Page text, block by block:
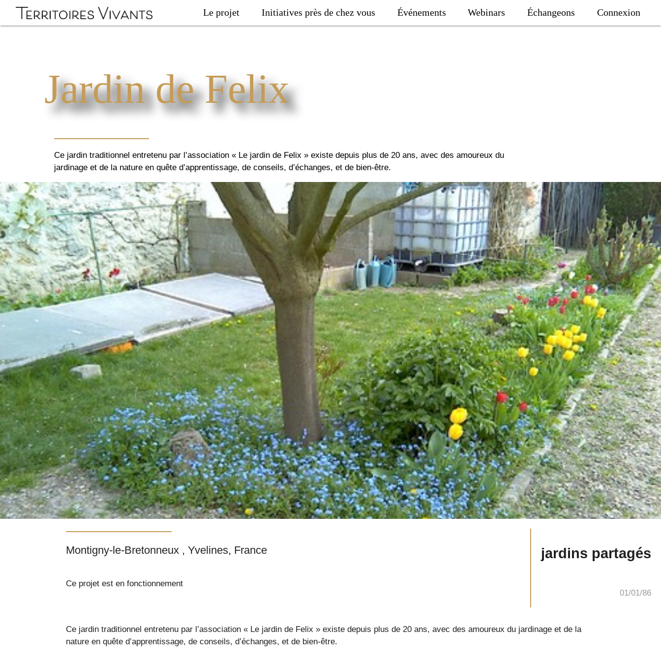
Le projet Initiatives près de chez vous Événements Webinars Échangeons Connexion
Jardin de Felix
Ce jardin traditionnel entretenu par l’association « Le jardin de Felix » existe depuis plus de 20 ans, avec des amoureux du
jardinage et de la nature en quête d’apprentissage, de conseils, d’échanges, et de bien-être.
01/01/86
jardins partagés
Montigny-le-Bretonneux , Yvelines, France
Ce projet est en fonctionnement
Ce jardin traditionnel entretenu par l’association « Le jardin de Felix » existe depuis plus de 20 ans, avec des amoureux du jardinage et de la
nature en quête d’apprentissage, de conseils, d’échanges, et de bien-être.